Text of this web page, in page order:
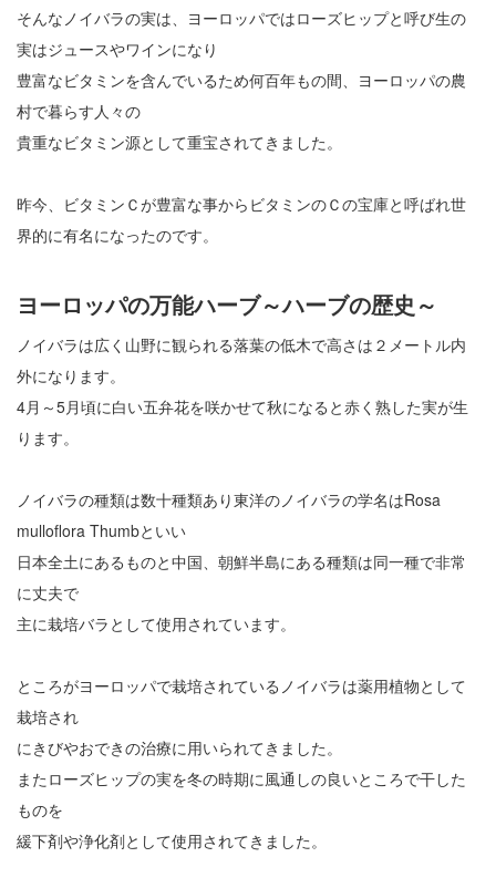
そんなノイバラの実は、ヨーロッパではローズヒップと呼び生の
実はジュースやワインになり
豊富なビタミンを含んでいるため何百年もの間、ヨーロッパの農
村で暮らす人々の
貴重なビタミン源として重宝されてきました。
昨今、ビタミンＣが豊富な事からビタミンのＣの宝庫と呼ばれ世
界的に有名になったのです。
ヨーロッパの万能ハーブ～ハーブの歴史～
ノイバラは広く山野に観られる落葉の低木で高さは２メートル内
外になります。
4月～5月頃に白い五弁花を咲かせて秋になると赤く熟した実が生
ります。
ノイバラの種類は数十種類あり東洋のノイバラの学名はRosa
mulloflora Thumbといい
日本全土にあるものと中国、朝鮮半島にある種類は同一種で非常
に丈夫で
主に栽培バラとして使用されています。
ところがヨーロッパで栽培されているノイバラは薬用植物として
栽培され
にきびやおできの治療に用いられてきました。
またローズヒップの実を冬の時期に風通しの良いところで干した
ものを
緩下剤や浄化剤として使用されてきました。